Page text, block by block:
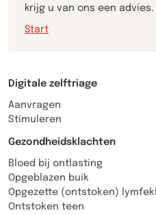
krijg u van ons een advies.
Start
Digitale zelftriage
Aanvragen
Stimuleren
Gezondheidsklachten
Bloed bij ontlasting
Opgeblazen buik
Opgezette (ontstoken)
Ontstoken teen